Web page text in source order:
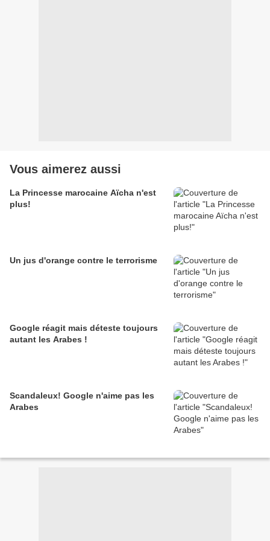
Vous aimerez aussi
La Princesse marocaine Aïcha n'est
plus!
Un jus d'orange contre le terrorisme
Google réagit mais déteste toujours
autant les Arabes !
Scandaleux! Google n'aime pas les
Arabes